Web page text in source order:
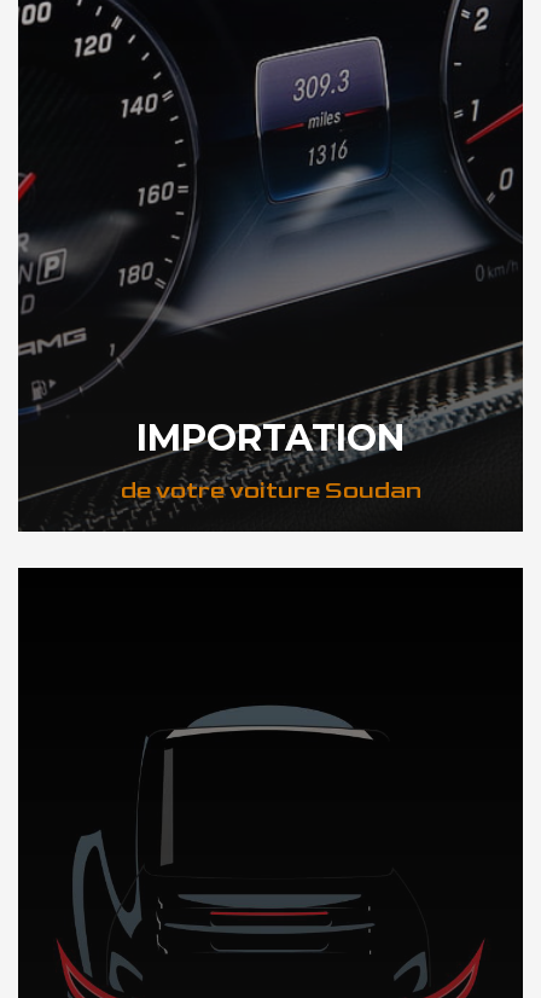
IMPORTATION
de votre voiture Soudan
DÉCOUVREZ NOTRE IMPORTATION AUTO au Soudan